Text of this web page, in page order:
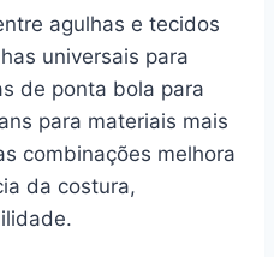
agulhas e tecidos
universais para
de ponta bola para
para materiais mais
combinações melhora
da costura,